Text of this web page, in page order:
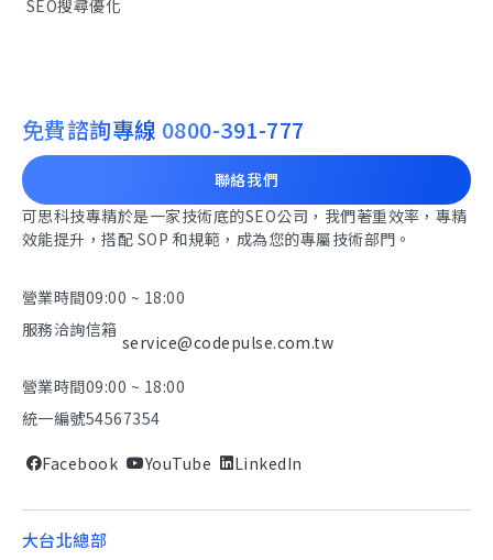
SEO搜尋優化
免費諮詢專線 0800-391-777
聯絡我們
可思科技專精於是一家技術底的SEO公司，我們著重效率，專精
效能提升，搭配 SOP 和規範，成為您的專屬技術部門。
營業時間09:00 ~ 18:00
服務洽詢信箱
service@codepulse.com.tw
營業時間09:00 ~ 18:00
統一編號54567354
Facebook YouTube LinkedIn
大台北總部